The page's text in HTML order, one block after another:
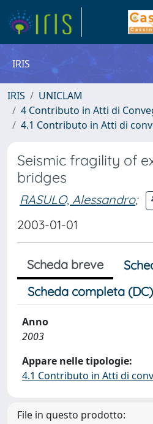
IRIS
IRIS
UNICLAM
4 Contributo in Atti di
4.1 Contributo in Atti di
Seismic fragility of
bridges
RASULO, Alessandro;
2003-01-01
Scheda breve
Scheda completa (DC)
Anno
2003
Appare nelle tipologie:
4.1 Contributo in Atti di
File in questo prodotto: